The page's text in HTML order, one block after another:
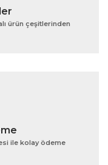
ürün çeşitlerinden
ile kolay ödeme